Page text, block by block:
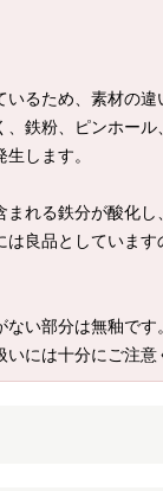
るため、素材の
鉄粉、ピンホー
します。
れる鉄分が酸化
は良品としていま
い部分は無釉です
には十分にご注意